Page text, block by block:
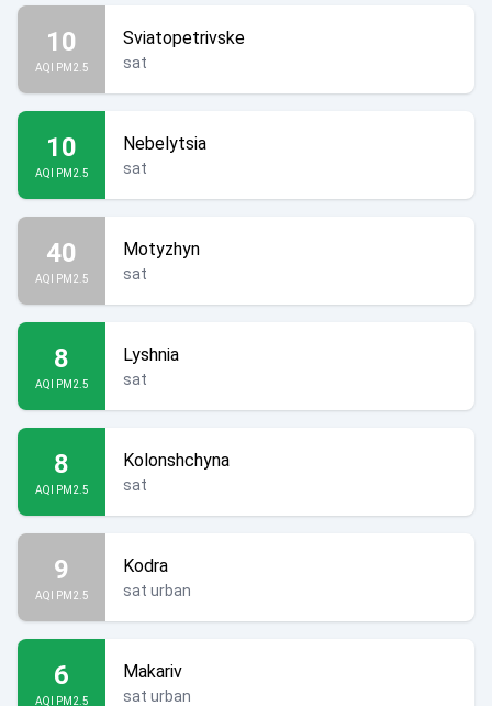
10
AQI PM2.5
Sviatopetrivske
sat
10
AQI PM2.5
Nebelytsia
sat
40
AQI PM2.5
Motyzhyn
sat
8
AQI PM2.5
Lyshnia
sat
8
AQI PM2.5
Kolonshchyna
sat
9
AQI PM2.5
Kodra
sat urban
6
AQI PM2.5
Makariv
sat urban